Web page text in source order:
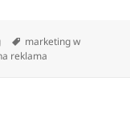
Tagi
marketing w
reklama